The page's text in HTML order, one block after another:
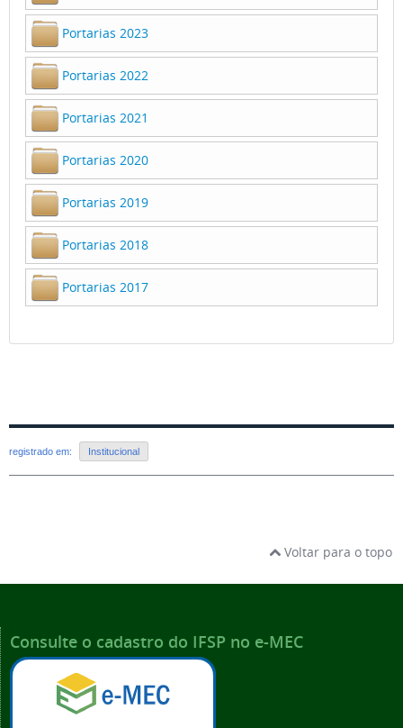
Portarias 2023
Portarias 2022
Portarias 2021
Portarias 2020
Portarias 2019
Portarias 2018
Portarias 2017
registrado em: Institucional
Voltar para o topo
Consulte o cadastro do IFSP no e-MEC